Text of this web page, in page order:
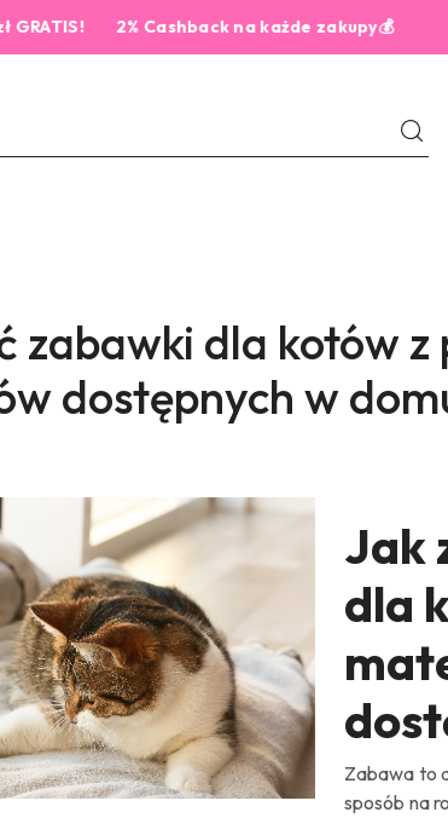
na każde zakupy💰 5,0 z
zabawki dla kotów z
dostępnych w
Jak
dla
Zabawa to
sposób na